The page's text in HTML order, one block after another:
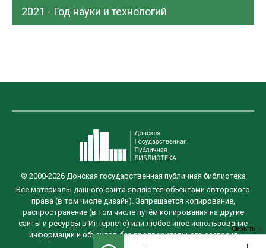
2021 - Год науки и технологий
Скрыть
© 2000-2026 Донская государственная публичная библиотека
Все материалы данного сайта являются объектами авторского
права (в том числе дизайн). Запрещается копирование,
распространение (в том числе путём копирования на другие
сайты и ресурсы в Интернете) или любое иное использование
информации и объектов без предварительного согласия
правообладателя.